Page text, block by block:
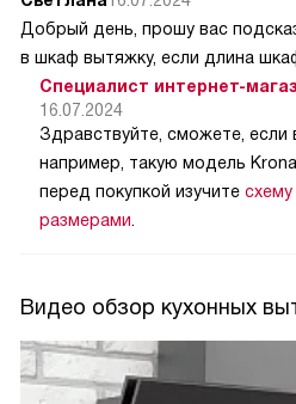
Добрый день, прошу вас
в шкаф вытяжку, если длина
Специалист интернет-
16.07.2024
Здравствуйте, сможете, если
например, такую модель Krona
перед покупкой изучите
размерами.
Видео обзор кухонных